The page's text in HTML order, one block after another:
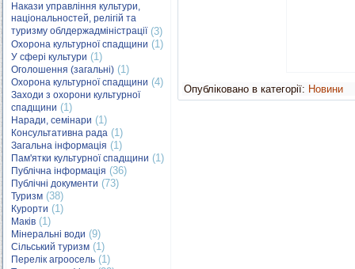
Накази управління культури,
національностей, релігій та
туризму облдержадміністрації(3)
Охорона культурної спадщини (1)
У сфері культури (1)
Оголошення (загальні) (1)
Охорона культурної спадщини (4)
Заходи з охорони культурної
спадщини (1)
Наради, семінари (1)
Консультативна рада (1)
Загальна інформація (1)
Пам'ятки культурної спадщини (1)
Публічна інформація (36)
Публічні документи (73)
Туризм (38)
Курорти (1)
Маків (1)
Мінеральні води (9)
Сільський туризм (1)
Перелік агроосель (1)
Опубліковано в категорії: Новини